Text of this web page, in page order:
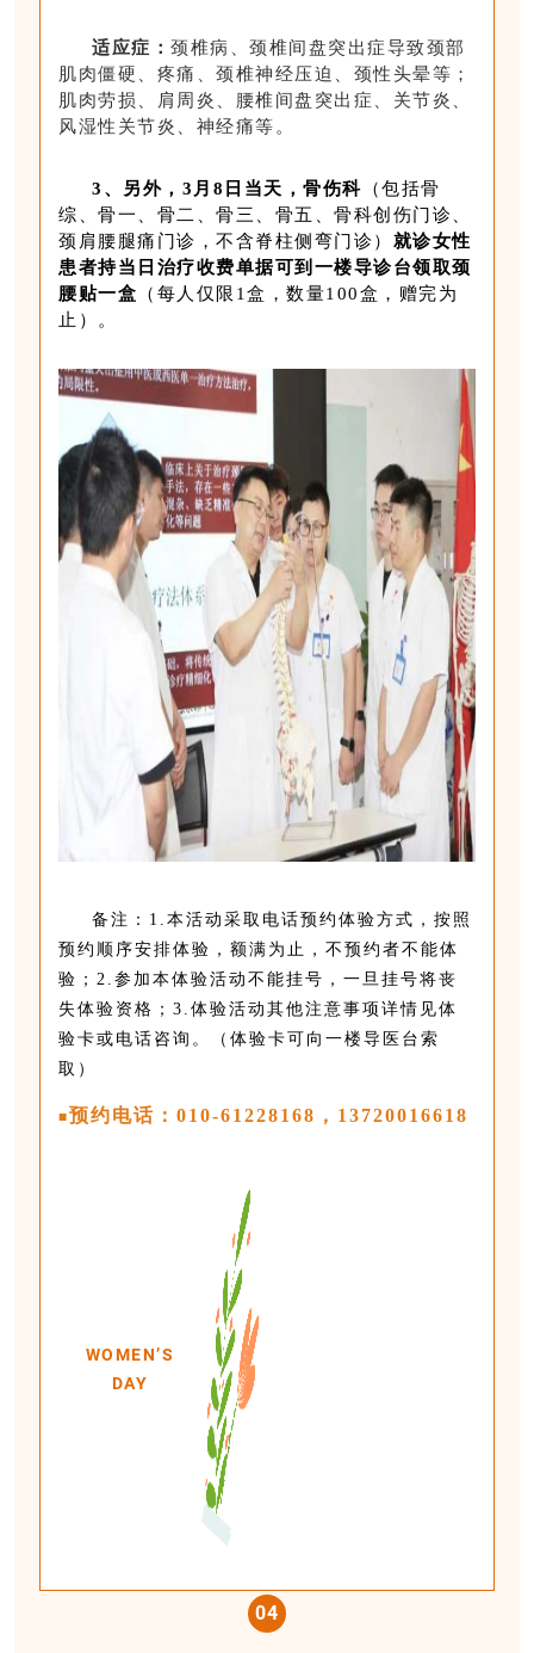
适应症：颈椎病、颈椎间盘突出症导致颈部
肌肉僵硬、疼痛、颈椎神经压迫、颈性头晕等；
肌肉劳损、肩周炎、腰椎间盘突出症、关节炎、
风湿性关节炎、神经痛等。
3、另外，3月8日当天，骨伤科 （包括骨
综、骨一、骨二、骨三、骨五、骨科创伤门诊、
颈肩腰腿痛门诊，不含脊柱侧弯门诊） 就诊女性
患者持当日治疗收费单据可到一楼导诊台领取颈
腰贴一盒 （每人仅限1盒，数量100盒，赠完为
止）。
备注：1.本活动采取电话预约体验方式，按照
预约顺序安排体验，额满为止，不预约者不能体
验；2.参加本体验活动不能挂号，一旦挂号将丧
失体验资格；3.体验活动其他注意事项详情见体
验卡或电话咨询。
（体验卡可向一楼导医台索
取）
■预约电话：010-61228168，13720016618
WOMEN’S
DAY
04